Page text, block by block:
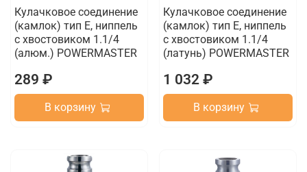
Кулачковое соединение
(камлок) тип E, ниппель
с хвостовиком 1.1/4
(алюм.) POWERMASTER
289 ₽
В корзину
Кулачковое соединение
(камлок) тип E, ниппель
с хвостовиком 1.1/4
(латунь) POWERMASTER
1 032 ₽
В корзину